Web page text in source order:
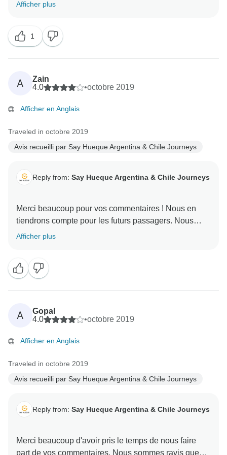
Afficher plus
1
A
Zain
4.0
•octobre 2019
Afficher en Anglais
Traveled in octobre 2019
Avis recueilli par Say Hueque Argentina & Chile Journeys
Reply from: Say Hueque Argentina & Chile Journeys
Merci beaucoup pour vos commentaires ! Nous en
tiendrons compte pour les futurs passagers. Nous
sommes convaincus que la seule façon d'améliorer
espérons vous accueillir encore une fois à l'avenir...
peut-être que la Patagonie sera votre destination de
Afficher plus
A
Gopal
4.0
•octobre 2019
Afficher en Anglais
Traveled in octobre 2019
Avis recueilli par Say Hueque Argentina & Chile Journeys
Reply from: Say Hueque Argentina & Chile Journeys
Merci beaucoup d'avoir pris le temps de nous faire
part de vos commentaires. Nous sommes ravis que